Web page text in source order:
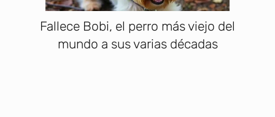
Fallece Bobi, el perro más viejo del
mundo a sus varias décadas